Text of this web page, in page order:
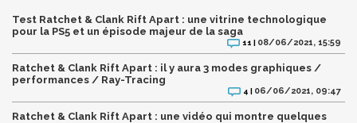
Test Ratchet & Clank Rift Apart : une vitrine technologique
pour la PS5 et un épisode majeur de la saga
11 | 08/06/2021, 15:59
Ratchet & Clank Rift Apart : il y aura 3 modes graphiques /
performances / Ray-Tracing
4 | 06/06/2021, 09:47
Ratchet & Clank Rift Apart : une vidéo qui montre quelques